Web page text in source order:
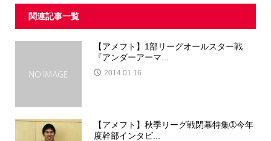
関連記事一覧
【アメフト】1部リーグオールスター戦
『アンダーアーマ...
2014.01.16
【アメフト】秋季リーグ戦閉幕特集➀今年
度幹部インタビ...